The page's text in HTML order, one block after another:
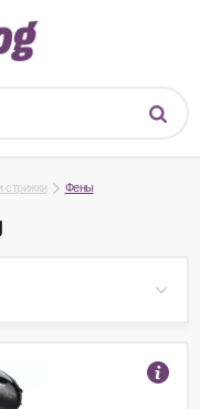
стрижки Фены